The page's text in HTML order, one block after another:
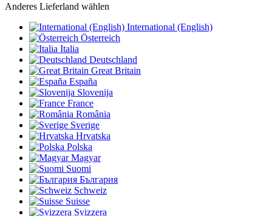
Anderes Lieferland wählen
International (English)
Österreich
Italia
Deutschland
Great Britain
España
Slovenija
France
România
Sverige
Hrvatska
Polska
Magyar
Suomi
България
Schweiz
Suisse
Svizzera